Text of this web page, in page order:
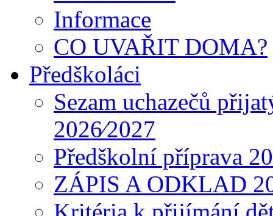
Informace
CO UVAŘIT DOMA?
Předškoláci
Sezam uchazečů
2026⁄2027
Předškolní příprava
ZÁPIS A ODKLAD